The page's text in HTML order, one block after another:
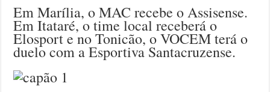
Em Marília, o MAC recebe o Assisense.
Em Itataré, o time local receberá o
Elosport e no Tonicão, o VOCEM terá o
duelo com a Esportiva Santacruzense.